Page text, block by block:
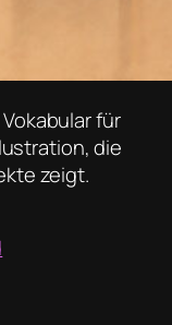
für
die
zeigt.